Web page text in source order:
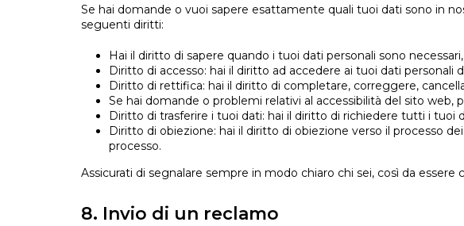
Se hai domande o vuoi sapere esattamente quali tuoi dati sono in
seguenti diritti:
Hai il diritto di sapere quando i tuoi dati personali sono
Diritto di accesso: hai il diritto ad accedere ai tuoi dati personali
Diritto di rettifica: hai il diritto di completare, correggere,
Se hai domande o problemi relativi al accessibilità del sito web,
Diritto di trasferire i tuoi dati: hai il diritto di richiedere tutti i
Diritto di obiezione: hai il diritto di obiezione verso il processo
processo.
Assicurati di segnalare sempre in modo chiaro chi sei, così da
8. Invio di un reclamo